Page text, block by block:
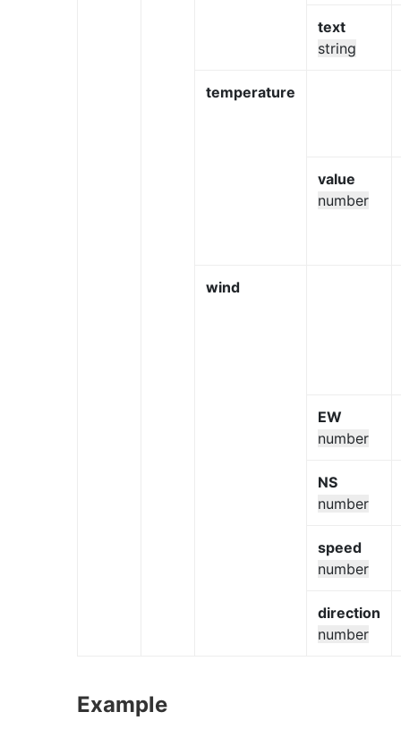
text
string
temperature
value
number
wind
EW
number
NS
number
speed
number
direction
number
Example